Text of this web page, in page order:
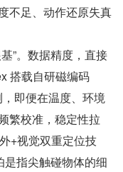
不足、动作还原失真
”。数据精度，直接
搭载自研磁编码
即便在温度、环境
繁校准，稳定性拉
+视觉双重定位技
是指尖触碰物体的细